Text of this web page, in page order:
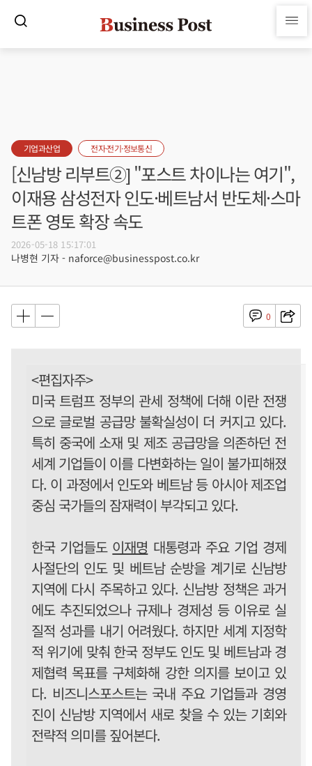
기업과산업 전자·전기·정보통신
[신남방 리부트②] "포스트 차이나는 여기",
이재용 삼성전자 인도·베트남서 반도체·스마
트폰 영토 확장 속도
2026-05-18 15:17:01
나병현 기자 - naforce@businesspost.co.kr
0
<편집자주>
미국 트럼프 정부의 관세 정책에 더해 이란 전쟁
으로 글로벌 공급망 불확실성이 더 커지고 있다.
특히 중국에 소재 및 제조 공급망을 의존하던 전
세계 기업들이 이를 다변화하는 일이 불가피해졌
다. 이 과정에서 인도와 베트남 등 아시아 제조업
중심 국가들의 잠재력이 부각되고 있다.
한국 기업들도 이재명 대통령과 주요 기업 경제
사절단의 인도 및 베트남 순방을 계기로 신남방
지역에 다시 주목하고 있다. 신남방 정책은 과거
에도 추진되었으나 규제나 경제성 등 이유로 실
질적 성과를 내기 어려웠다. 하지만 세계 지정학
적 위기에 맞춰 한국 정부도 인도 및 베트남과 경
제협력 목표를 구체화해 강한 의지를 보이고 있
다. 비즈니스포스트는 국내 주요 기업들과 경영
진이 신남방 지역에서 새로 찾을 수 있는 기회와
전략적 의미를 짚어본다.